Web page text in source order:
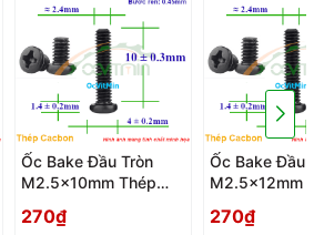
Ốc Bake Đầu Tròn
M2.5x10mm Thép
Dau Tron
270₫
Ốc Bake Đầu
M2.5x12mm
Dau Tron
270₫